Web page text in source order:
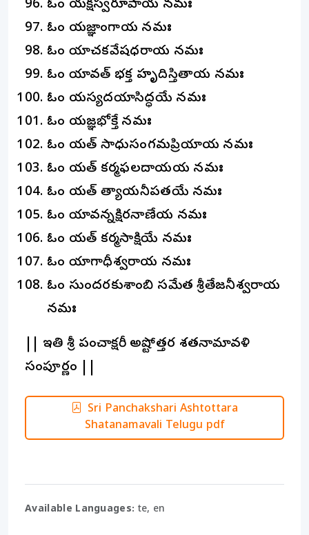
ఓం యక్షస్వరూపాయ నమః
ఓం యజ్ఞాంగాయ నమః
ఓం యాచకవేషధరాయ నమః
ఓం యావత్ భక్త హృదిస్తితాయ నమః
ఓం యస్యదయాసిద్ధయే నమః
ఓం యజ్ఞభోక్తే నమః
ఓం యత్ సాధుసంగమప్రియాయ నమః
ఓం యత్ కర్మఫలదాయకాయ నమః
ఓం యత్ కాత్యాయనీపతయే నమః
ఓం యావన్నక్షిరనాకాణేయ నమః
ఓం యత్ కర్మసాక్షియే నమః
ఓం యాగాధీశ్వరాయ నమః
ఓం సుందరకుశాంబికా సమేత శ్రీతేజనీశ్వరాయ
నమః
|| ఇతి శ్రీ పంచాక్షరీ అష్టోత్తర శతనామావళి
సంపూర్ణం ||
Sri Panchakshari Ashtottara
Shatanamavali Telugu pdf
Available Languages: te, en